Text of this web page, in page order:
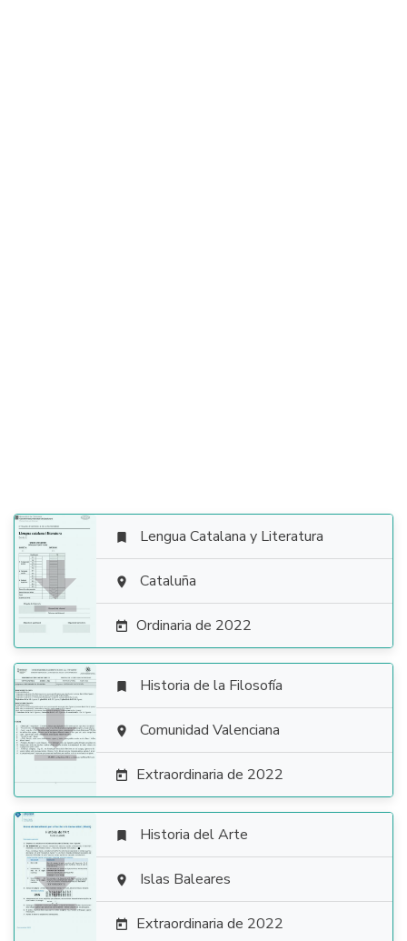

 Lengua Catalana y Literatura
 Cataluña
 Ordinaria de 2022

 Historia de la Filosofía
 Comunidad Valenciana
 Extraordinaria de 2022

 Historia del Arte
 Islas Baleares
 Extraordinaria de 2022